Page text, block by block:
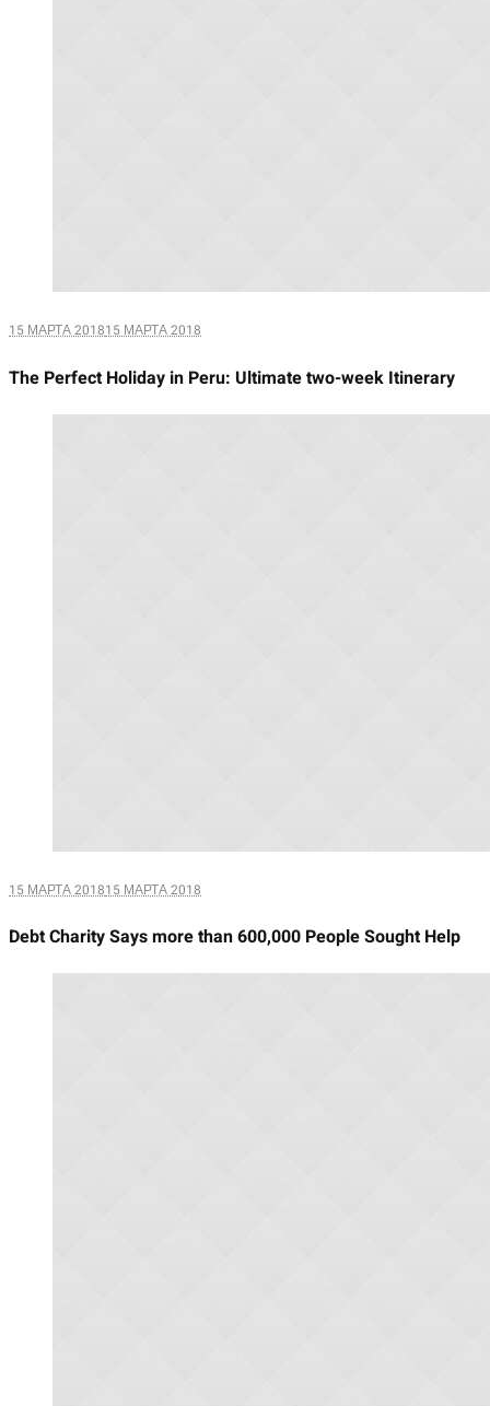
15 МАРТА 201815 МАРТА 2018
The Perfect Holiday in Peru: Ultimate two-week Itinerary
15 МАРТА 201815 МАРТА 2018
Debt Charity Says more than 600,000 People Sought Help